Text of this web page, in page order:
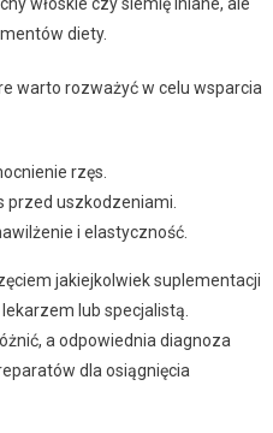
diety.
warto rozważyć w celu wsparcia
rzęs.
przed uszkodzeniami.
i elastyczność.
jakiejkolwiek suplementacji
lub specjalistą.
a odpowiednia diagnoza
dla osiągnięcia